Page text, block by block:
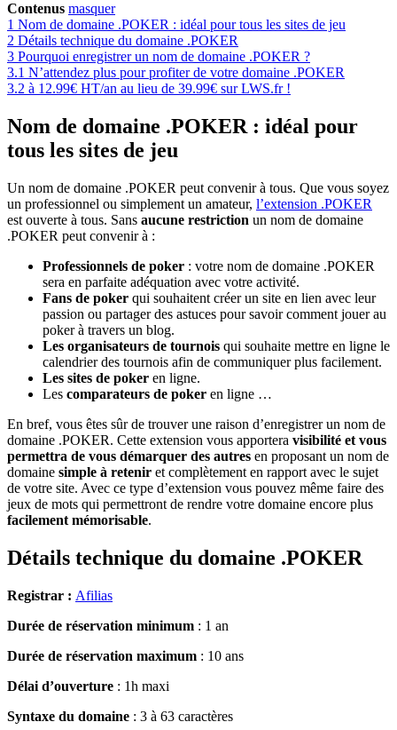
Contenus masquer
1 Nom de domaine .POKER : idéal pour tous les sites de jeu
2 Détails technique du domaine .POKER
3 Pourquoi enregistrer un nom de domaine .POKER ?
3.1 N’attendez plus pour profiter de votre domaine .POKER
3.2 à 12.99€ HT/an au lieu de 39.99€ sur LWS.fr !
Nom de domaine .POKER : idéal pour
tous les sites de jeu
Un nom de domaine .POKER peut convenir à tous. Que vous soyez
un professionnel ou simplement un amateur, l’extension .POKER
est ouverte à tous. Sans aucune restriction un nom de domaine
.POKER peut convenir à :
Professionnels de poker : votre nom de domaine .POKER
sera en parfaite adéquation avec votre activité.
Fans de poker qui souhaitent créer un site en lien avec leur
passion ou partager des astuces pour savoir comment jouer au
poker à travers un blog.
Les organisateurs de tournois qui souhaite mettre en ligne le
calendrier des tournois afin de communiquer plus facilement.
Les sites de poker en ligne.
Les comparateurs de poker en ligne …
En bref, vous êtes sûr de trouver une raison d’enregistrer un nom de
domaine .POKER. Cette extension vous apportera visibilité et vous
permettra de vous démarquer des autres en proposant un nom de
domaine simple à retenir et complètement en rapport avec le sujet
de votre site. Avec ce type d’extension vous pouvez même faire des
jeux de mots qui permettront de rendre votre domaine encore plus
facilement mémorisable.
Détails technique du domaine .POKER
Registrar : Afilias
Durée de réservation minimum : 1 an
Durée de réservation maximum : 10 ans
Délai d’ouverture : 1h maxi
Syntaxe du domaine : 3 à 63 caractères